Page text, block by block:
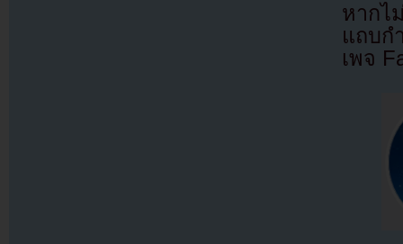
หากไ
แถบก
เพจ